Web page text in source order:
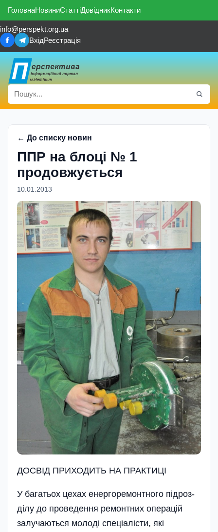
ГоловнаНовиниСтаттіДовідникКонтакти
info@perspekt.org.ua
ВхідРеєстрація
← До списку новин
ППР на блоці № 1
продовжується
10.01.2013
ДОСВІД ПРИХОДИТЬ НА ПРАКТИЦІ
У багатьох цехах енергоремонтного підроз­
ділу до проведення ремонтних операцій
залучаються молоді спеціалісти, які